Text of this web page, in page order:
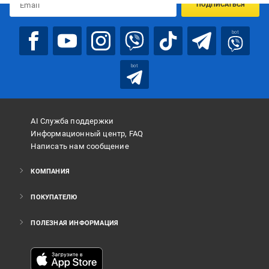
ПОДПИСАТЬСЯ
bot
bot
AI Служба поддержки
Информационный центр, FAQ
Написать нам сообщение
КОМПАНИЯ
ПОКУПАТЕЛЮ
ПОЛЕЗНАЯ ИНФОРМАЦИЯ